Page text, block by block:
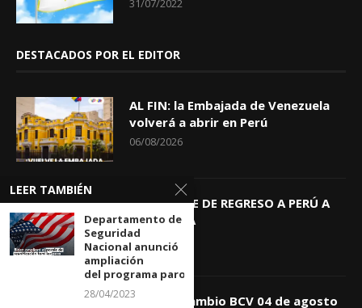
31/07/2022
DESTACADOS POR EL EDITOR
AL FIN: la Embajada de Venezuela
volverá a abrir en Perú
06/08/2026
KEIKO TRAE DE REGRESO A PERÚ A
GIOVANNA
04/08/2026
Tasa de Cambio BCV 04 de agosto
LEER TAMBIÉN
Departamento de
Seguridad
Nacional anunció
ampliación
del programa parole de...
28/04/2023